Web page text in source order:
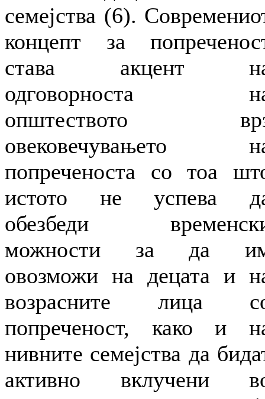
семејства (6).
концепт за
става акцент
одговорноста
општеството
овековечувањето
попреченоста со тоа
истото не успева
обезбеди
можности за да
овозможи на децата и
возрасните лица
попреченост, како и
нивните семејства да
активно вклучени